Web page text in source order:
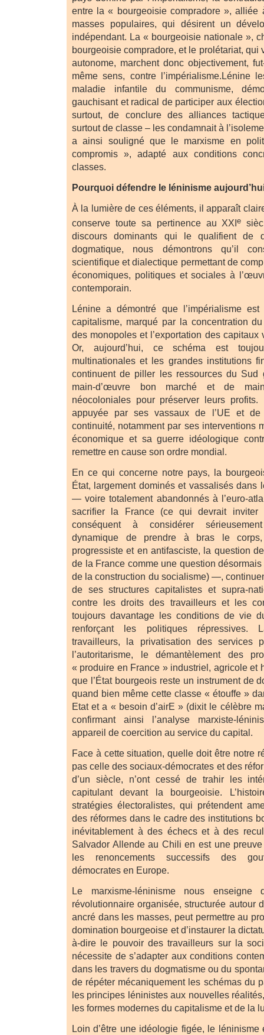
entre la « bourgeoisie compradore », alliée
masses populaires, qui désirent un
indépendant. La « bourgeoisie nationale »,
bourgeoisie compradore, et le prolétariat, qui
autonome, marchent donc objectivement,
même sens, contre l’impérialisme.Lénine
maladie infantile du communisme,
gauchisant et radical de participer aux
surtout, de conclure des alliances
surtout de classe – les condamnait à
a ainsi souligné que le marxisme en
compromis », adapté aux conditions
classes.
Pourquoi défendre le léninisme
À la lumière de ces éléments, il apparaît
conserve toute sa pertinence au XXIe
discours dominants qui le qualifient de
dogmatique, nous démontrons qu’il
scientifique et dialectique permettant de
économiques, politiques et sociales à
contemporain.
Lénine a démontré que l’impérialisme
capitalisme, marqué par la concentration
des monopoles et l’exportation des capitaux
Or, aujourd’hui, ce schéma est
multinationales et les grandes institutions
continuent de piller les ressources du Sud
main-d’œuvre bon marché et de
néocoloniales pour préserver leurs profits.
appuyée par ses vassaux de l’UE et de
continuité, notamment par ses interventions
économique et sa guerre idéologique
remettre en cause son ordre mondial.
En ce qui concerne notre pays, la
État, largement dominés et vassalisés dans
— voire totalement abandonnés à l’euro-
sacrifier la France (ce qui devrait inviter
conséquent à considérer
dynamique de prendre à bras le
progressiste et en antifasciste, la question
de la France comme une question
de la construction du socialisme) —,
de ses structures capitalistes et supra-
contre les droits des travailleurs et les
toujours davantage les conditions de vie
renforçant les politiques répressives.
travailleurs, la privatisation des services
l’autoritarisme, le démantèlement des
« produire en France » industriel, agricole et
que l’État bourgeois reste un instrument de
quand bien même cette classe « étouffe »
Etat et a « besoin d’airE » (dixit le célèbre
confirmant ainsi l’analyse marxiste-
appareil de coercition au service du capital.
Face à cette situation, quelle doit être notre
pas celle des sociaux-démocrates et des
d’un siècle, n’ont cessé de trahir les
capitulant devant la bourgeoisie.
stratégies électoralistes, qui prétendent
des réformes dans le cadre des institutions
inévitablement à des échecs et à des
Salvador Allende au Chili en est une
les renoncements successifs des
démocrates en Europe.
Le marxisme-léninisme nous
révolutionnaire organisée, structurée autour
ancré dans les masses, peut permettre au
domination bourgeoise et d’instaurer la
à-dire le pouvoir des travailleurs sur la
nécessite de s’adapter aux conditions
dans les travers du dogmatisme ou du
de répéter mécaniquement les schémas du
les principes léninistes aux nouvelles
les formes modernes du capitalisme et de la
Loin d’être une idéologie figée, le